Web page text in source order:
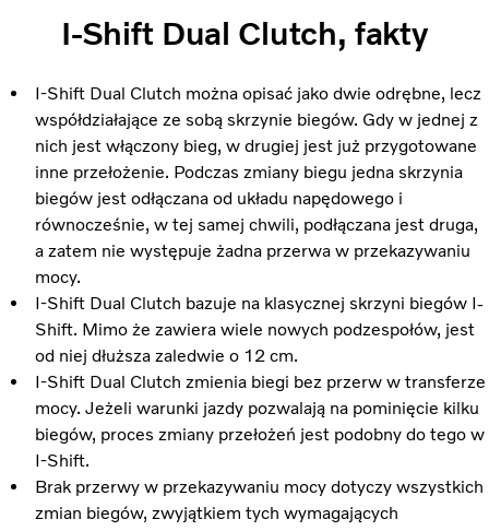
I-Shift Dual Clutch, fakty
I-Shift Dual Clutch można opisać jako dwie odrębne, lecz
współdziałające ze sobą skrzynie biegów. Gdy w jednej z
nich jest włączony bieg, w drugiej jest już przygotowane
inne przełożenie. Podczas zmiany biegu jedna skrzynia
biegów jest odłączana od układu napędowego i
równocześnie, w tej samej chwili, podłączana jest druga,
a zatem nie występuje żadna przerwa w przekazywaniu
mocy.
I-Shift Dual Clutch bazuje na klasycznej skrzyni biegów I-
Shift. Mimo że zawiera wiele nowych podzespołów, jest
od niej dłuższa zaledwie o 12 cm.
I-Shift Dual Clutch zmienia biegi bez przerw w transferze
mocy. Jeżeli warunki jazdy pozwalają na pominięcie kilku
biegów, proces zmiany przełożeń jest podobny do tego w
I-Shift.
Brak przerwy w przekazywaniu mocy dotyczy wszystkich
zmian biegów, zwyjątkiem tych wymagających